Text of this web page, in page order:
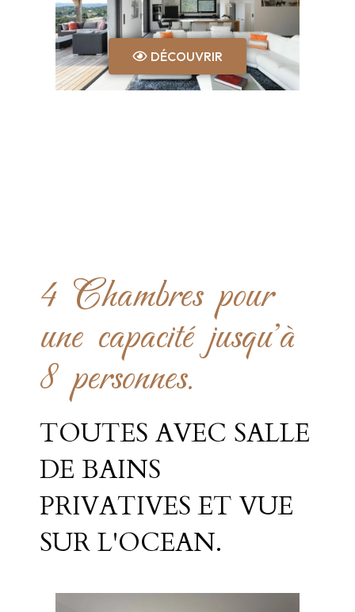
DÉCOUVRIR
4 Chambres pour
une capacité jusqu'à
8 personnes.
TOUTES AVEC SALLE
DE BAINS
PRIVATIVES ET VUE
SUR L'OCEAN.